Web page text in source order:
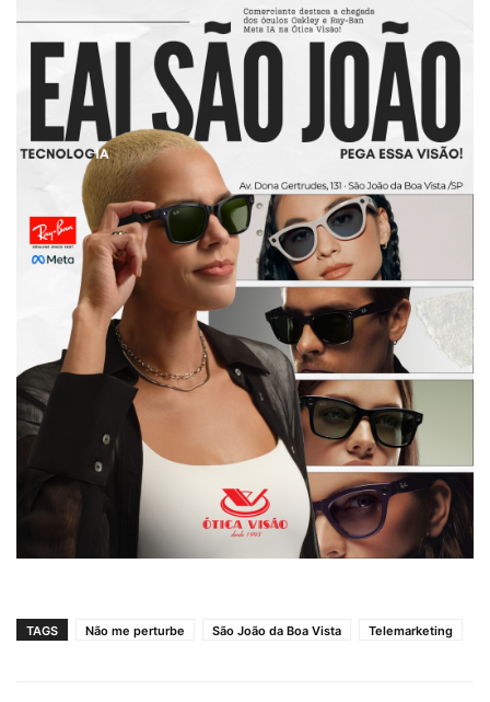
TAGS Não me perturbe São João da Boa Vista Telemarketing